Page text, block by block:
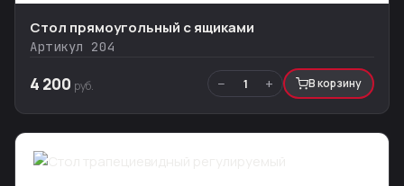
Стол прямоугольный с ящиками
Артикул 204
4 200 руб. − 1 + В корзину